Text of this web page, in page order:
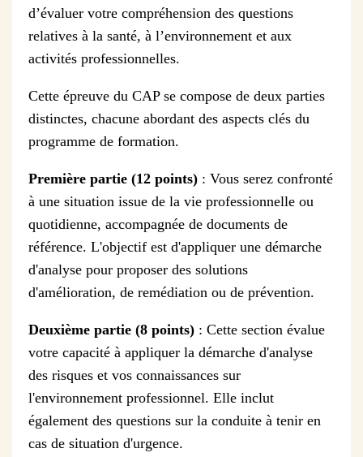
d’évaluer votre compréhension des questions
relatives à la santé, à l’environnement et aux
activités professionnelles.
Cette épreuve du CAP se compose de deux parties
distinctes, chacune abordant des aspects clés du
programme de formation.
Première partie (12 points) : Vous serez confronté
à une situation issue de la vie professionnelle ou
quotidienne, accompagnée de documents de
référence. L'objectif est d'appliquer une démarche
d'analyse pour proposer des solutions
d'amélioration, de remédiation ou de prévention.
Deuxième partie (8 points) : Cette section évalue
votre capacité à appliquer la démarche d'analyse
des risques et vos connaissances sur
l'environnement professionnel. Elle inclut
également des questions sur la conduite à tenir en
cas de situation d'urgence.